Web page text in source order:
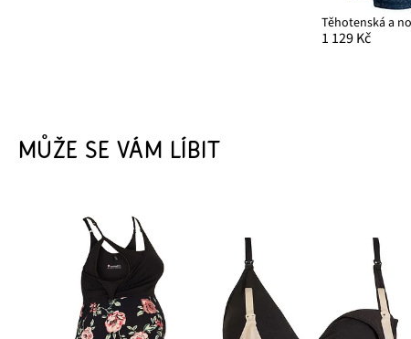
1 129 Kč
MŮŽE SE VÁM LÍBIT